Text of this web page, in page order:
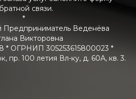
связи.
*
Предприниматель Веденёва
Викторовна
* ОГРНИП 305253615800023 *
пр. 100 летия Вл-ку, д. 60А, кв. 3.